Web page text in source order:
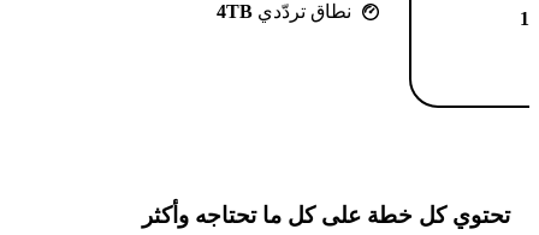
نطاق تردّدي 4TB
تحتوي كل خطة على كل ما تحتاجه وأكثر